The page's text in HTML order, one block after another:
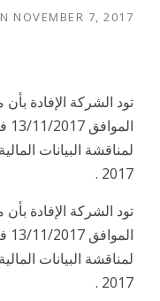
NOVEMBER 7, 2017
تود الشركة الإفادة
لمناقشة البيانات
2017 .
تود الشركة الإفادة
لمناقشة البيانات
2017 .